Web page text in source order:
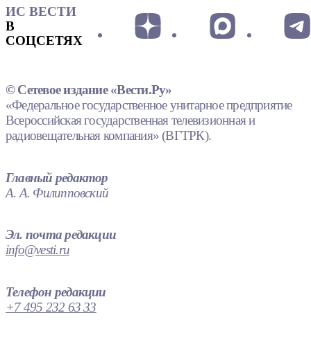
ИС ВЕСТИ
В
СОЦСЕТЯХ
© Сетевое издание «Вести.Ру»
«Федеральное государственное унитарное предприятие
Всероссийская государственная телевизионная и
радиовещательная компания» (ВГТРК).
Главный редактор
А. А. Филипповский
Эл. почта редакции
info@vesti.ru
Телефон редакции
+7 495 232 63 33